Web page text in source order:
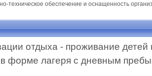
техническое обеспечение и оснащенность
отдыха - проживание детей
форме лагеря с дневным